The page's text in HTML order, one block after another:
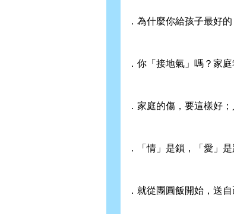
．為什麼你給孩子最好
．你「接地氣」嗎？家
．家庭的傷，要這樣好
．「情」是鎖，「愛」
．就從團圓飯開始，送